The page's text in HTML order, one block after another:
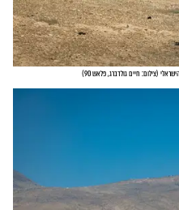
(צילום: חיים גולדברג, פלאש 90 )